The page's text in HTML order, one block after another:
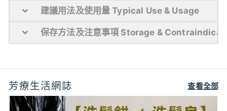
建議用法及使用量 Typical Use & Usage
保存方法及注意事項 Storage &
芳療生活網誌 查看全部